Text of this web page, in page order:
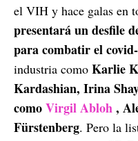
el VIH y hace galas en
presentará un desfile
para combatir el
industria como Karlie
Kardashian, Irina
comoVirgil Abloh,
Fürstenberg. Pero la